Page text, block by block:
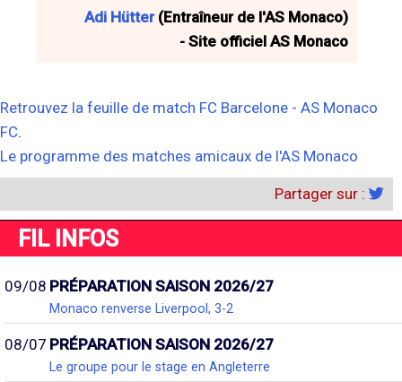
Adi Hütter(Entraîneur de l'AS Monaco)
- Site officiel AS Monaco
Retrouvez la feuille de match FC Barcelone - AS Monaco
FC.
Le programme des matches amicaux de l'AS Monaco
Partager sur :
FIL INFOS
09/08 PRÉPARATION SAISON 2026/27
Monaco renverse Liverpool, 3-2
08/07 PRÉPARATION SAISON 2026/27
Le groupe pour le stage en Angleterre